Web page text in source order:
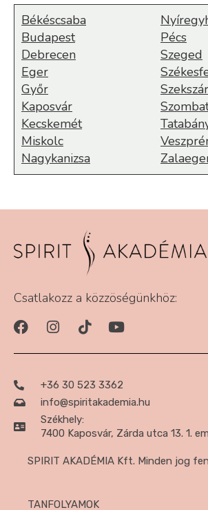
Békéscsaba
Budapest
Debrecen
Eger
Győr
Kaposvár
Kecskemét
Miskolc
Nagykanizsa
Pécs
Szeged
Csatlakozz a közzöségünkhöz:
+36 30 523 3362
info@spiritakademia.hu
Székhely:
7400 Kaposvár, Zárda utca 13. 1.
SPIRIT AKADÉMIA Kft. Minden jog
TANFOLYAMOK